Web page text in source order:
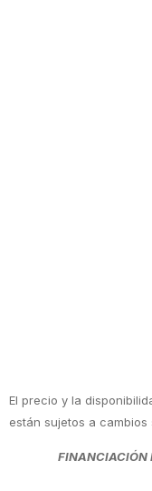
El precio y la
están sujetos a cambios
FINANCIACIÓN